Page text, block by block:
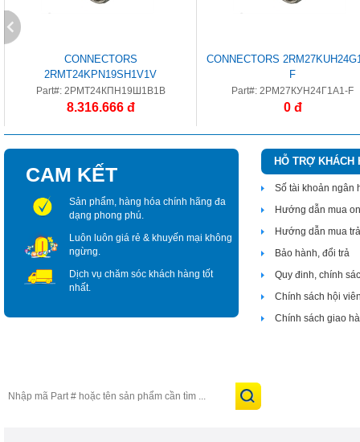
CONNECTORS
2RMT24KPN19SH1V1V
Part#: 2РМТ24КПН19Ш1В1В
8.316.666 đ
CONNECTORS
F
Part#: 2РМ27КУН24Г1А1-F
0 đ
CAM KẾT
Sản phẩm, hàng hóa chính hãng đa
dạng phong phú.
Luôn luôn giá rẻ & khuyến mại không
ngừng.
Dịch vụ chăm sóc khách hàng tốt
nhất.
HỖ TRỢ KHÁCH
Số tài khoản ngân
Hướng dẫn mua
Hướng dẫn mua
Bảo hành, đổi trả
Quy đinh, chính
Chính sách hội
Chính sách giao